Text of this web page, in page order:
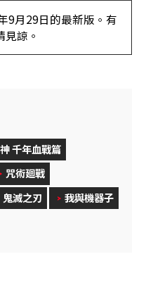
9月29日的最新版。有
諒。
千年血戰篇
咒術廻戰
鬼滅之刃
我與機器子